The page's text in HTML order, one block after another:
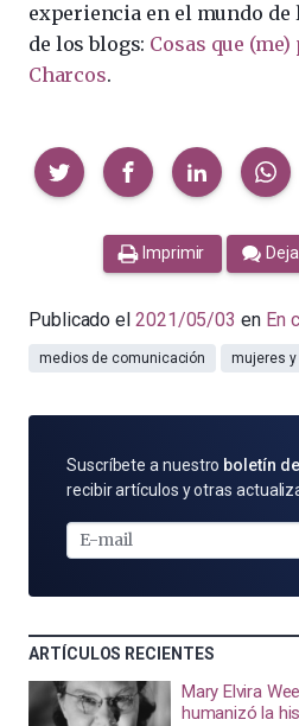
experiencia en el mundo
de los blogs: Cosas que (me)
Charcos.
Compartir
Imprimir
Publicado el 2021/05/03 en En
medios de comunicación mujeres
SUSCRÍBETE
POR
MAIL
Suscríbete a nuestro boletín
recibir artículos y otras
ARTÍCULOS RECIENTES
Mary Elvira
humanizó la